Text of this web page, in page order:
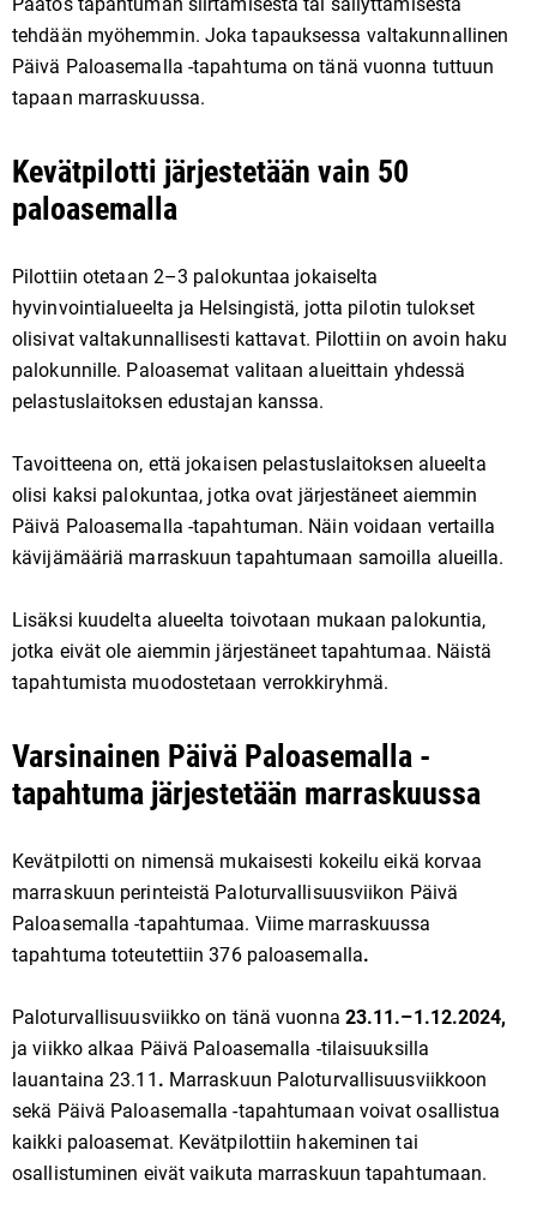
tehdään myöhemmin. Joka tapauksessa valtakunnallinen
Päivä Paloasemalla -tapahtuma on tänä vuonna tuttuun
tapaan marraskuussa.
Kevätpilotti järjestetään vain 50
paloasemalla
Pilottiin otetaan 2–3 palokuntaa jokaiselta
hyvinvointialueelta ja Helsingistä, jotta pilotin tulokset
olisivat valtakunnallisesti kattavat. Pilottiin on avoin haku
palokunnille. Paloasemat valitaan alueittain yhdessä
pelastuslaitoksen edustajan kanssa.
Tavoitteena on, että jokaisen pelastuslaitoksen alueelta
olisi kaksi palokuntaa, jotka ovat järjestäneet aiemmin
Päivä Paloasemalla -tapahtuman. Näin voidaan vertailla
kävijämääriä marraskuun tapahtumaan samoilla alueilla.
Lisäksi kuudelta alueelta toivotaan mukaan palokuntia,
jotka eivät ole aiemmin järjestäneet tapahtumaa. Näistä
tapahtumista muodostetaan verrokkiryhmä.
Varsinainen Päivä Paloasemalla -
tapahtuma järjestetään marraskuussa
Kevätpilotti on nimensä mukaisesti kokeilu eikä korvaa
marraskuun perinteistä Paloturvallisuusviikon Päivä
Paloasemalla -tapahtumaa. Viime marraskuussa
tapahtuma toteutettiin 376 paloasemalla.
Paloturvallisuusviikko on tänä vuonna 23.11.–1.12.2024,
ja viikko alkaa Päivä Paloasemalla -tilaisuuksilla
lauantaina 23.11 . Marraskuun Paloturvallisuusviikkoon
sekä Päivä Paloasemalla -tapahtumaan voivat osallistua
kaikki paloasemat. Kevätpilottiin hakeminen tai
osallistuminen eivät vaikuta marraskuun tapahtumaan.